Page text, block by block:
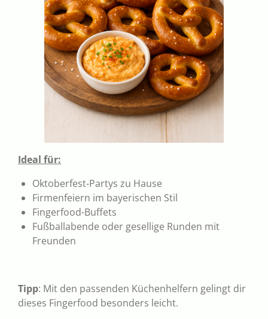
Ideal für:
Oktoberfest-Partys zu Hause
Firmenfeiern im bayerischen Stil
Fingerfood-Buffets
Fußballabende oder gesellige Runden mit
Freunden
Tipp: Mit den passenden Küchenhelfern gelingt dir
dieses Fingerfood besonders leicht.